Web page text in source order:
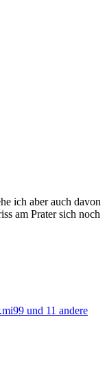
ich aber auch davon
am Prater sich noch
und 11 andere